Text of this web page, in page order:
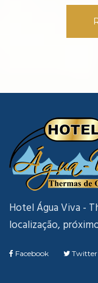
Hotel Água Viva -
localização,
Facebook Twitter